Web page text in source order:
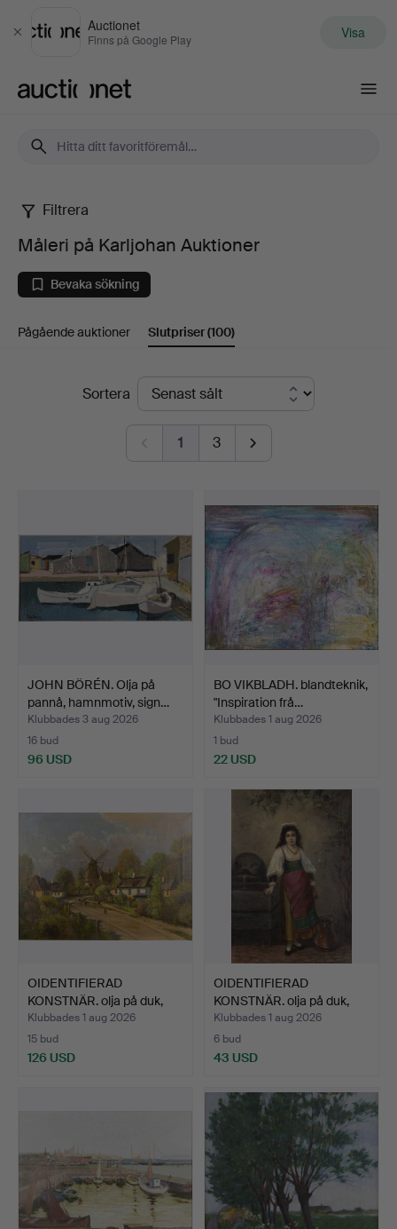
Stäng
Auctionet
Finns på Google Play Visa
Måleri
på
Karljohan
Auktioner
Filtrera
Måleri på Karljohan Auktioner
Bevaka sökning
Pågående auktioner Slutpriser(100)
SlutpriserSortera
1 3
JOHN BÖRÉN. Olja på
pannå, hamnmotiv, sign…
Klubbades 3 aug 2026
16 bud
96 USD
BO VIKBLADH. blandteknik,
"Inspiration frå…
Klubbades 1 aug 2026
1 bud
22 USD
OIDENTIFIERAD
KONSTNÄR. olja på duk,
signe…
Klubbades 1 aug 2026
15 bud
126 USD
OIDENTIFIERAD
KONSTNÄR. olja på duk,
signe…
Klubbades 1 aug 2026
6 bud
43 USD